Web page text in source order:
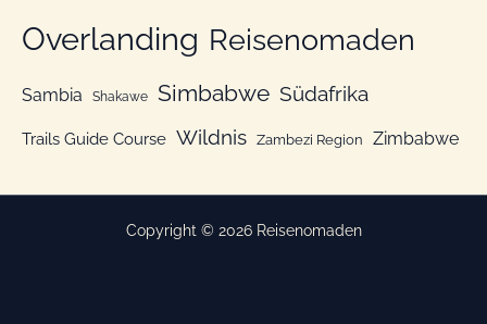
Overlanding Reisenomaden
Sambia Shakawe Simbabwe Südafrika
Trails Guide Course Wildnis Zambezi Region Zimbabwe
Copyright © 2026 Reisenomaden